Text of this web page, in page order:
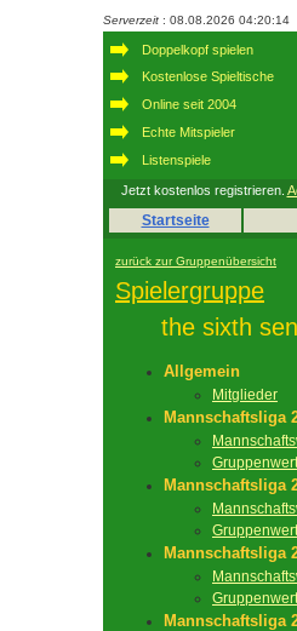
Serverzeit : 08.08.2026 04:20:14
Doppelkopf spielen
Kostenlose Spieltische
Online seit 2004
Echte Mitspieler
Listenspiele
Jetzt kostenlos registrieren.
Startseite
zurück zur Gruppenübersicht
Spielergruppe
the sixth
Allgemein
Mitglieder
Mannschaftsliga
Mannschaftsliga
Mannschaftsliga
Mannschaftsliga